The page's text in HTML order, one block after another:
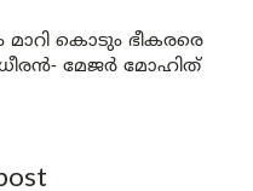
മാറി കൊടും ഭീകരരെ
മേജർ മോഹിത്